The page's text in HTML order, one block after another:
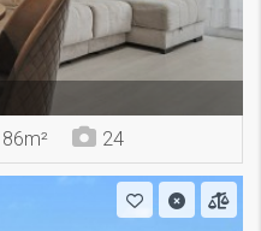
86m² 24